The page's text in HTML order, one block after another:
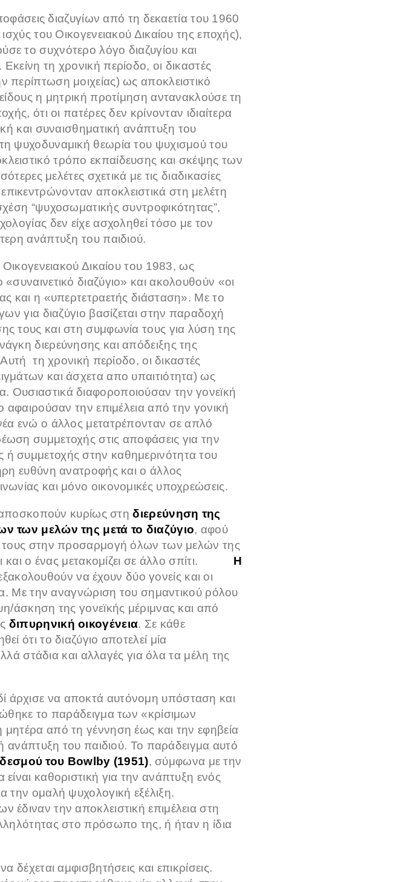
διαζυγίων από τη δεκαετία του 1960
του Οικογενειακού Δικαίου της εποχής),
το συχνότερο λόγο διαζυγίου και
τη χρονική περίοδο, οι δικαστές
περίπτωση μοιχείας) ως αποκλειστικό
η μητρική προτίμηση αντανακλούσε τη
ότι οι πατέρες δεν κρίνονταν ιδιαίτερα
και συναισθηματική ανάπτυξη του
ψυχοδυναμική θεωρία του ψυχισμού του
τρόπο εκπαίδευσης και σκέψης των
μελέτες σχετικά με τις διαδικασίες
αποκλειστικά στη μελέτη
“ψυχοσωματικής συντροφικότητας”,
δεν είχε ασχοληθεί τόσο με τον
ανάπτυξη του παιδιού.
Δικαίου του 1983, ως
διαζύγιο» και ακολουθούν «οι
και η «υπερτετραετής διάσταση». Με το
για διαζύγιο βασίζεται στην παραδοχή
τους και στη συμφωνία τους για λύση της
διερεύνησης και απόδειξης της
τη χρονική περίοδο, οι δικαστές
και άσχετα απο υπαιτιότητα) ως
Ουσιαστικά διαφοροποιούσαν την γονεϊκή
αφαιρούσαν την επιμέλεια από την γονική
ενώ ο άλλος μετατρέπονταν σε απλό
συμμετοχής στις αποφάσεις για την
συμμετοχής στην καθημερινότητα του
ευθύνη ανατροφής και ο άλλος
και μόνο οικονομικές υποχρεώσεις.
αποσκοπούν κυρίως στηδιερεύνηση της
των μελών της μετά το διαζύγιο, αφού
τους στην προσαρμογή όλων των μελών της
και ο ένας μετακομίζει σε άλλο σπίτι. Η
να έχουν δύο γονείς και οι
Με την αναγνώριση του σημαντικού ρόλου
άσκηση της γονεϊκής μέριμνας και από
διπυρηνική οικογένεια. Σε κάθε
ότι το διαζύγιο αποτελεί μία
στάδια και αλλαγές για όλα τα μέλη της
άρχισε να αποκτά αυτόνομη υπόσταση και
το παράδειγμα των «κρίσιμων
από τη γέννηση έως και την εφηβεία
ανάπτυξη του παιδιού. Το παράδειγμα αυτό
του Bowlby (1951), σύμφωνα με την
καθοριστική για την ανάπτυξη ενός
την ομαλή ψυχολογική εξέλιξη.
την αποκλειστική επιμέλεια στη
στο πρόσωπο της, ή ήταν η ίδια
αμφισβητήσεις και επικρίσεις.